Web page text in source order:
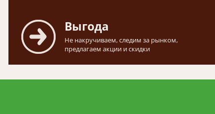
Выгода
Не накручиваем, следим за рынком,
предлагаем акции и скидки